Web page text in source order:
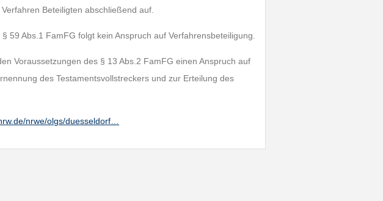
Beteiligten abschließend auf.
59 Abs.1 FamFG folgt kein Anspruch auf Verfahrensbeteiligung.
Voraussetzungen des § 13 Abs.2 FamFG einen Anspruch auf
des Testamentsvollstreckers und zur Erteilung des
nrwe/olgs/duesseldorf…